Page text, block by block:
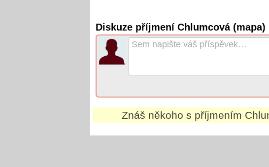
Diskuze příjmení Chlumcová (mapa)
Znáš někoho s příjmením